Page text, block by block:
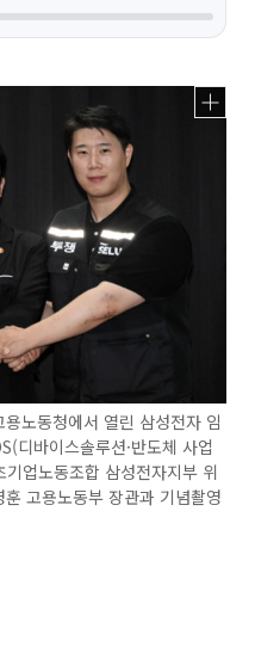
노동청에서 열린 삼성전자 임
디바이스솔루션·반도체 사업
업노동조합 삼성전자지부 위
고용노동부 장관과 기념촬영